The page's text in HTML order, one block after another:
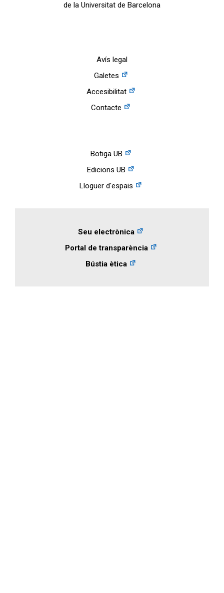
de la Universitat de Barcelona
Avís legal
Galetes
Accesibilitat
Contacte
Botiga UB
Edicions UB
Lloguer d'espais
Seu electrònica
Portal de transparència
Bústia ètica